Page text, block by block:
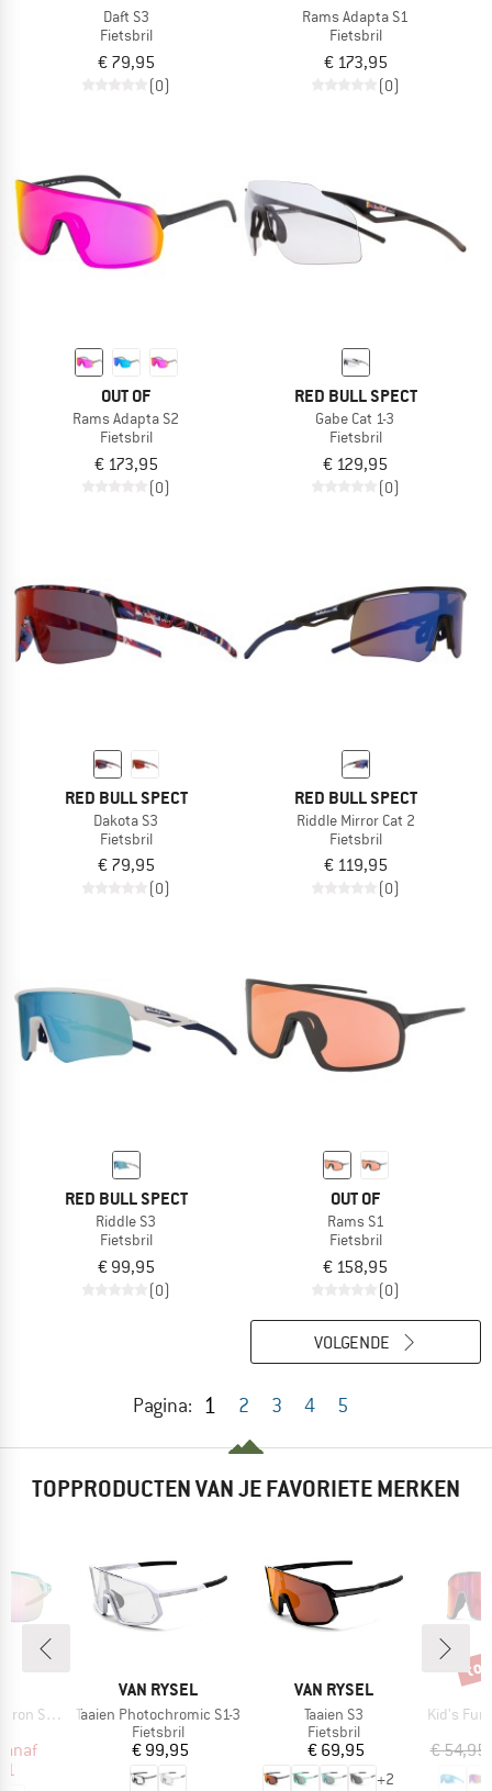
Daft S3
Fietsbril
€ 79,95
(0)
Rams Adapta S1
Fietsbril
€ 173,95
(0)
OUT OF
Rams Adapta S2
Fietsbril
€ 173,95
(0)
RED BULL SPECT
Gabe Cat 1-3
Fietsbril
€ 129,95
(0)
RED BULL SPECT
Dakota S3
Fietsbril
€ 79,95
(0)
RED BULL SPECT
Riddle Mirror Cat 2
Fietsbril
€ 119,95
(0)
RED BULL SPECT
Riddle S3
Fietsbril
€ 99,95
(0)
OUT OF
Rams S1
Fietsbril
€ 158,95
(0)
Pagina: 1 2 3 4 5
VOLGENDE
TOPPRODUCTEN VAN JE FAVORIETE MERKEN
12%)
prijs
MERK
VAN RYSEL
Artikel
Taaien Photochromic S1-3
Productgroep
Fietsbril
Prijs
€ 99,95
MERK
VAN RYSEL
Artikel
Taaien S3
Productgroep
Fietsbril
Prijs
€ 69,95
+2
Artikel
Kid's Fury S
€ 54,95
tot